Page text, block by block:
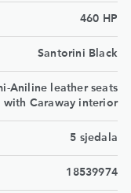
460 HP
Santorini Black
Aniline leather seats
with Caraway interior
5 sjedala
18539974